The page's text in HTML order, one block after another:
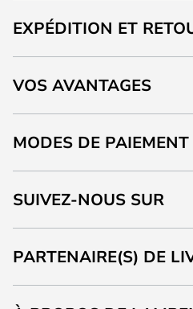
EXPÉDITION ET
VOS AVANTAGES
MODES DE PAIEMENT
SUIVEZ-NOUS SUR
PARTENAIRE(S) DE